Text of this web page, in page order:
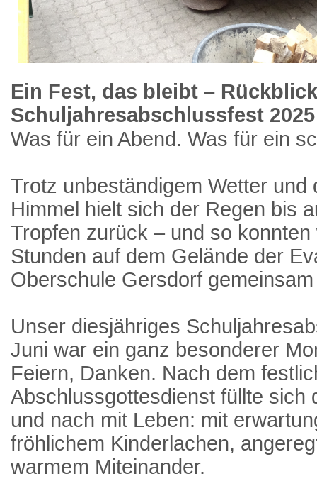
Ein Fest, das bleibt –
Schuljahresabschlussfest 2025
Was für ein Abend. Was für ein
Trotz unbeständigem Wetter und
Himmel hielt sich der Regen bis
Tropfen zurück – und so
Stunden auf dem Gelände der
Oberschule Gersdorf
Unser diesjähriges
Juni war ein ganz besonderer
Feiern, Danken. Nach dem
Abschlussgottesdienst füllte sich
und nach mit Leben: mit
fröhlichem Kinderlachen,
warmem Miteinander.